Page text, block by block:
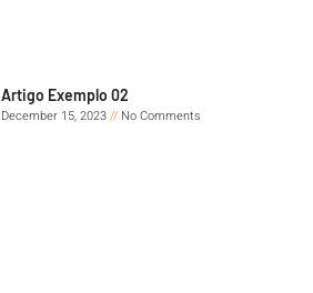
Artigo Exemplo 02
December 15, 2023 No Comments